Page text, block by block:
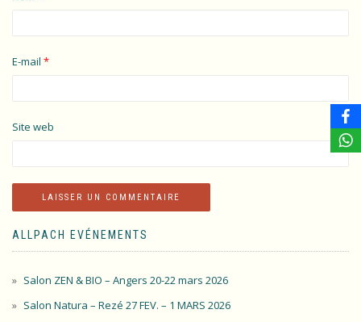
E-mail *
Site web
ALLPACH EVÉNEMENTS
Salon ZEN & BIO – Angers 20-22 mars 2026
Salon Natura – Rezé 27 FEV. – 1 MARS 2026